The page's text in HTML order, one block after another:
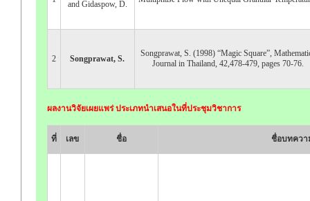
and Gidaspow, D.
2 Songprawat, S.
Songprawat, S. (1998) “Magic Square”,
Journal in Thailand, 42,478-479, pages 70-76.
ผลงานวิจัยเผยแพร่ ประเภทนำเสนอในที่ประชุมวิชาการ
ที่ เลข ชื่อ ชื่อบทควา